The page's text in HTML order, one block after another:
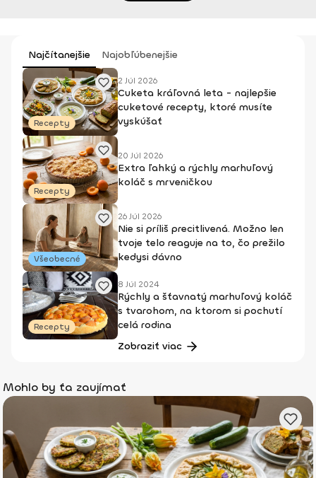
Najčítanejšie Najobľúbenejšie
Recepty
2 Júl 2026
Cuketa kráľovná leta - najlepšie
cuketové recepty, ktoré musíte
vyskúšať
Recepty
20 Júl 2026
Extra ľahký a rýchly marhuľový
koláč s mrveničkou
Všeobecné
26 Júl 2026
Nie si príliš precitlivená. Možno len
tvoje telo reaguje na to, čo prežilo
kedysi dávno
Recepty
8 Júl 2024
Rýchly a šťavnatý marhuľový koláč
s tvarohom, na ktorom si pochutí
celá rodina
Zobraziť viac
Mohlo by ťa zaujímať